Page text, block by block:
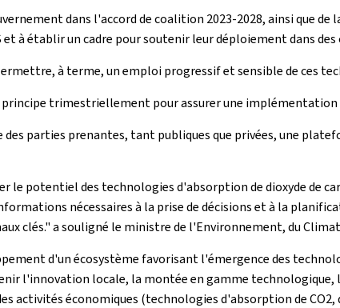
dans l'accord de coalition 2023-2028, ainsi que
à établir un cadre pour soutenir leur déploiement dans
à terme, un emploi progressif et sensible de ces
trimestriellement pour assurer une implémentation
parties prenantes, tant publiques que privées, une
le potentiel des technologies d'absorption de dioxyde de
nécessaires à la prise de décisions et à la
clés." a souligné le ministre de l'Environnement, du
d'un écosystème favorisant l'émergence des
l'innovation locale, la montée en gamme
activités économiques (technologies d'absorption de